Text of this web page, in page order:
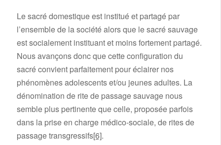
Le sacré domestique est institué et partagé par
l’ensemble de la société alors que le sacré sauvage
est socialement instituant et moins fortement partagé.
Nous avançons donc que cette configuration du
sacré convient parfaitement pour éclairer nos
phénomènes adolescents et/ou jeunes adultes. La
dénomination de rite de passage sauvage nous
semble plus pertinente que celle, proposée parfois
dans la prise en charge médico-sociale, de rites de
passage transgressifs[6].